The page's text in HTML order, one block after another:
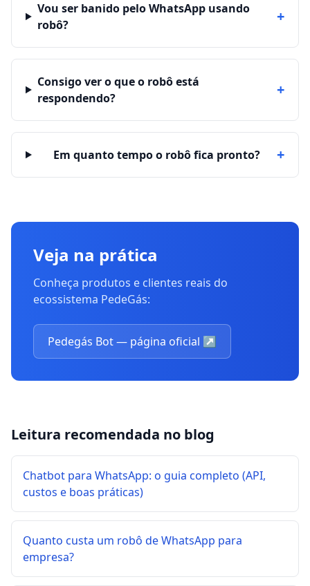
Vou ser banido pelo WhatsApp usando
robô?
+
Consigo ver o que o robô está
respondendo?
+
Em quanto tempo o robô fica pronto? +
Veja na prática
Conheça produtos e clientes reais do
ecossistema PedeGás:
Pedegás Bot — página oficial ↗
Leitura recomendada no blog
Chatbot para WhatsApp: o guia completo (API,
custos e boas práticas)
Quanto custa um robô de WhatsApp para
empresa?